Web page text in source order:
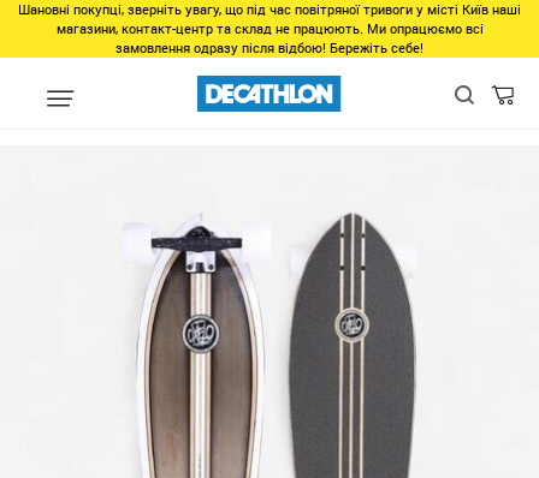
Шановні покупці, зверніть увагу, що під час повітряної тривоги у місті Київ наші
магазини, контакт-центр та склад не працюють. Ми опрацюємо всі
замовлення одразу після відбою! Бережіть себе!
Виды спорта Самокаты, ролики, скейты Скейтборды,